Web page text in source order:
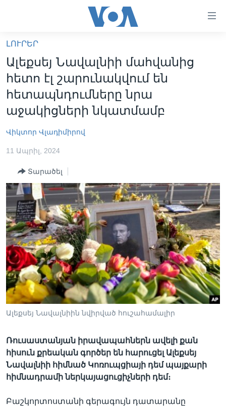
հիմնական
բովանդակությանը
անցնել
բովանդակությանը
հիմնական
ԼՈՒՐԵՐ
ՍՓՅՈՒՌՔ
ՏԵՍԱՆՅՈՒԹԵՐ
ԿԱՊ ՄԵԶ ՀԵՏ
Learning English
ՀԵՏԵՒԵՔ ՄԵԶ
Լեզուներ
ԼՈՒՐԵՐ
Ալեքսեյ Նավալնիի մահվանից
հետո էլ շարունակվում են
հետապնդումները նրա
աջակիցների նկատմամբ
Վիկտոր Վլադիմիրով
11 Ապրիլ, 2024
Տարածել
Ալեքսեյ Նավալնիին նվիրված հուշահամալիր
Ռուսաստանյան իրավապահներն ավելի քան
հիսուն քրեական գործեր են հարուցել Ալեքսեյ
Նավալնիի հիմնած Կոռուպցիայի դեմ պայքարի
հիմնադրամի ներկայացուցիչների դեմ։
Բաշկորտոստանի գերագույն դատարանը